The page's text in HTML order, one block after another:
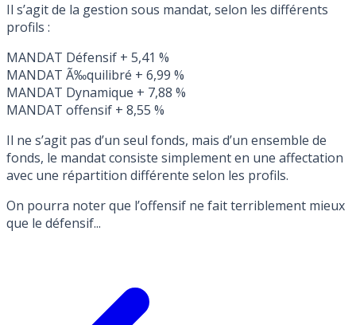
Il s’agit de la gestion sous mandat, selon les différents
profils :
MANDAT Défensif + 5,41 %
MANDAT Ã‰quilibré + 6,99 %
MANDAT Dynamique + 7,88 %
MANDAT offensif + 8,55 %
Il ne s’agit pas d’un seul fonds, mais d’un ensemble de
fonds, le mandat consiste simplement en une affectation
avec une répartition différente selon les profils.
On pourra noter que l’offensif ne fait terriblement mieux
que le défensif...